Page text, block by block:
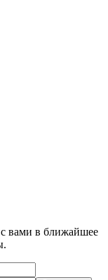
с вами в ближайшее